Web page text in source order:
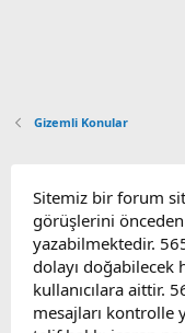
Gizemli Konular
Sitemiz bir forum
görüşlerini
yazabilmektedir.
dolayı
kullanıcılara aittir.
mesajları kontrolle